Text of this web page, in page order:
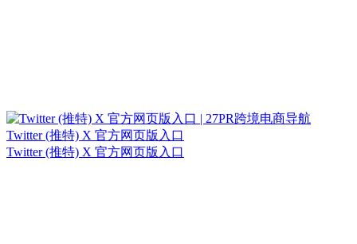
Twitter (推特) X 官方网页版入口
Twitter (推特) X 官方网页版入口